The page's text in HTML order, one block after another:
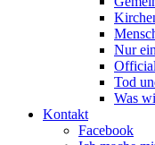
Nur
Tod
Was
Kontakt
Facebook